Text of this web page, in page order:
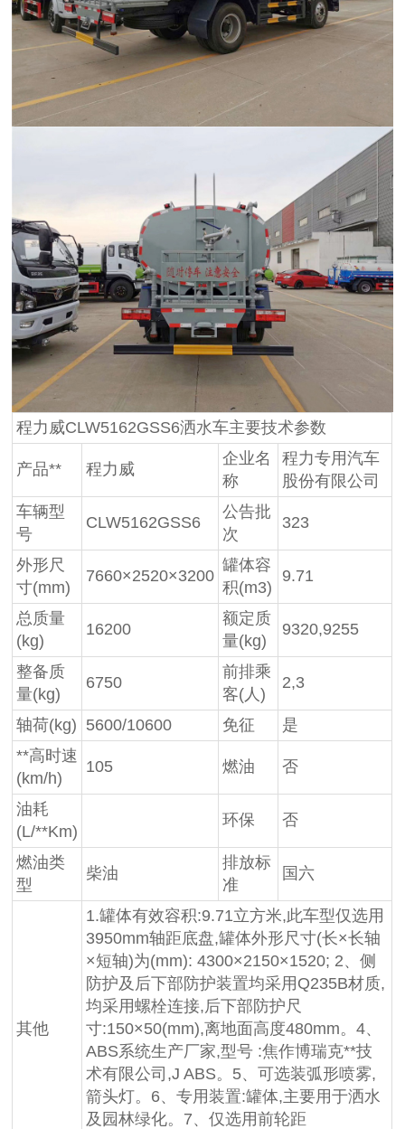
程力威CLW5162GSS6洒水车主要技术参数
产品** 程力威
企业名
称
程力专用汽车
股份有限公司
车辆型
号
CLW5162GSS6
公告批
次
323
外形尺
寸(mm)
7660×2520×3200
罐体容
积(m3)
9.71
总质量
(kg)
16200
额定质
量(kg)
9320,9255
整备质
量(kg)
6750
前排乘
客(人)
2,3
轴荷(kg) 5600/10600 免征
是
**高时速
(km/h)
105 燃油 否
油耗
(L/**Km)
环保 否
燃油类
型
柴油
排放标
准
国六
其他
1.罐体有效容积:9.71立方米,此车型仅选用
3950mm轴距底盘,罐体外形尺寸(长×长轴
×短轴)为(mm): 4300×2150×1520; 2、侧
防护及后下部防护装置均采用Q235B材质,
均采用螺栓连接,后下部防护尺
寸:150×50(mm),离地面高度480mm。4、
ABS系统生产厂家,型号 :焦作博瑞克**技
术有限公司,J ABS。5、可选装弧形喷雾,
箭头灯。6、专用装置:罐体,主要用于洒水
及园林绿化。7、仅选用前轮距